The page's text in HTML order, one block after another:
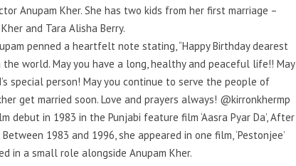
Anupam Kher. She has two kids from her first marriage –
and Tara Alisha Berry.
penned a heartfelt note stating, “Happy Birthday dearest
world. May you have a long, healthy and peaceful life!! May
special person! May you continue to serve the people of
get married soon. Love and prayers always! @kirronkhermp
debut in 1983 in the Punjabi feature film ‘Aasra Pyar Da’, After
1983 and 1996, she appeared in one film, ‘Pestonjee’
in a small role alongside Anupam Kher.